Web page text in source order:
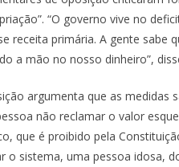
“O governo vive no
receita primária. A gente sabe
a mão no nosso dinheiro”,
argumenta que as medidas
não reclamar o valor
que é proibido pela
o sistema, uma pessoa idosa,